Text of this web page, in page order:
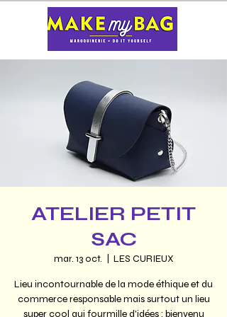
ATELIER PETIT
SAC
mar. 13 oct. LES CURIEUX
Lieu incontournable de la mode éthique et du
commerce responsable mais surtout un lieu
super cool qui fourmille d'idées : bienvenu